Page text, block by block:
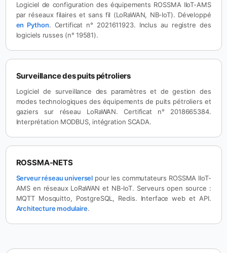
Logiciel de configuration des équipements ROSSMA IIoT-AMS
par réseaux filaires et sans fil (LoRaWAN, NB-IoT). Développé
en Python. Certificat n° 2021611923. Inclus au registre des
logiciels russes (n° 19581).
Surveillance des puits pétroliers
Logiciel de surveillance des paramètres et de gestion des
modes technologiques des équipements de puits pétroliers et
gaziers sur réseau LoRaWAN. Certificat n° 2018665384.
Interprétation MODBUS, intégration SCADA.
ROSSMA-NETS
Serveur réseau universel pour les commutateurs ROSSMA IIoT-
AMS en réseaux LoRaWAN et NB-IoT. Serveurs open source :
MQTT Mosquitto, PostgreSQL, Redis. Interface web et API.
Architecture modulaire.